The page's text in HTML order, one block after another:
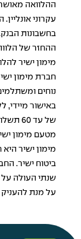
ההלוואה
עקרוני
בחשבונות
ההחזר של
מימון ישיר
חברת מימון
באישור מיידי,
של עד
מטעם מימון
מימון ישיר
ביטוח ישיר.
שנתי העולה על
על מנת